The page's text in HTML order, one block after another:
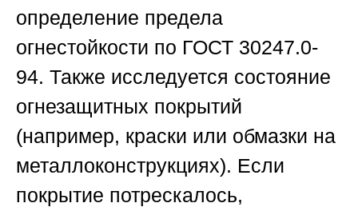
определение предела
огнестойкости по ГОСТ 30247.0-
94. Также исследуется состояние
огнезащитных покрытий
(например, краски или обмазки на
металлоконструкциях). Если
покрытие потрескалось,